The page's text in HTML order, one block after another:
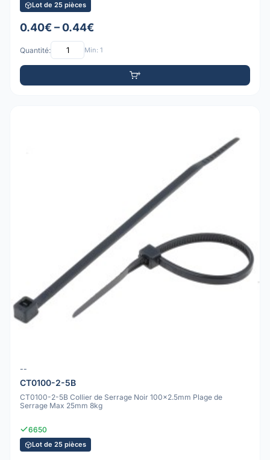
Lot de 25 pièces
0.40€ – 0.44€
Quantité: Min: 1
--
CT0100-2-5B
CT0100-2-5B Collier de Serrage Noir 100x2.5mm Plage de
Serrage Max 25mm 8kg
6650
Lot de 25 pièces